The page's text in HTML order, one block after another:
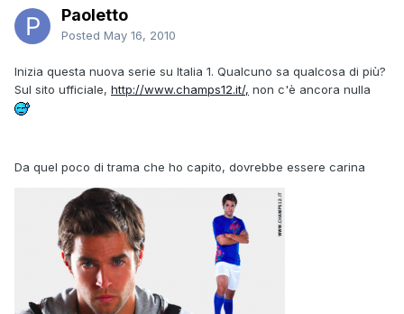
Paoletto
Posted May 16, 2010
Inizia questa nuova serie su Italia 1. Qualcuno sa qualcosa di più?
Sul sito ufficiale, http://www.champs12.it/, non c'è ancora nulla
Da quel poco di trama che ho capito, dovrebbe essere carina